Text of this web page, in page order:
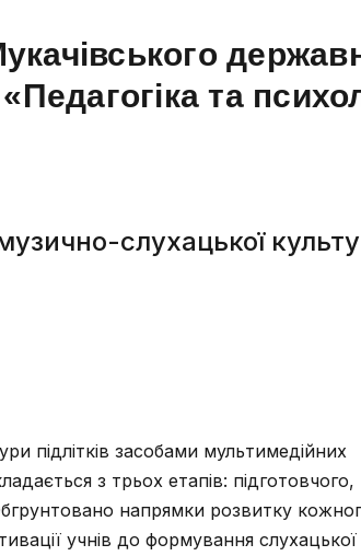
та
слухацької
підлітків засобами мультимедійних
з трьох етапів: підготовчого,
напрямки розвитку
учнів до формування слухацької